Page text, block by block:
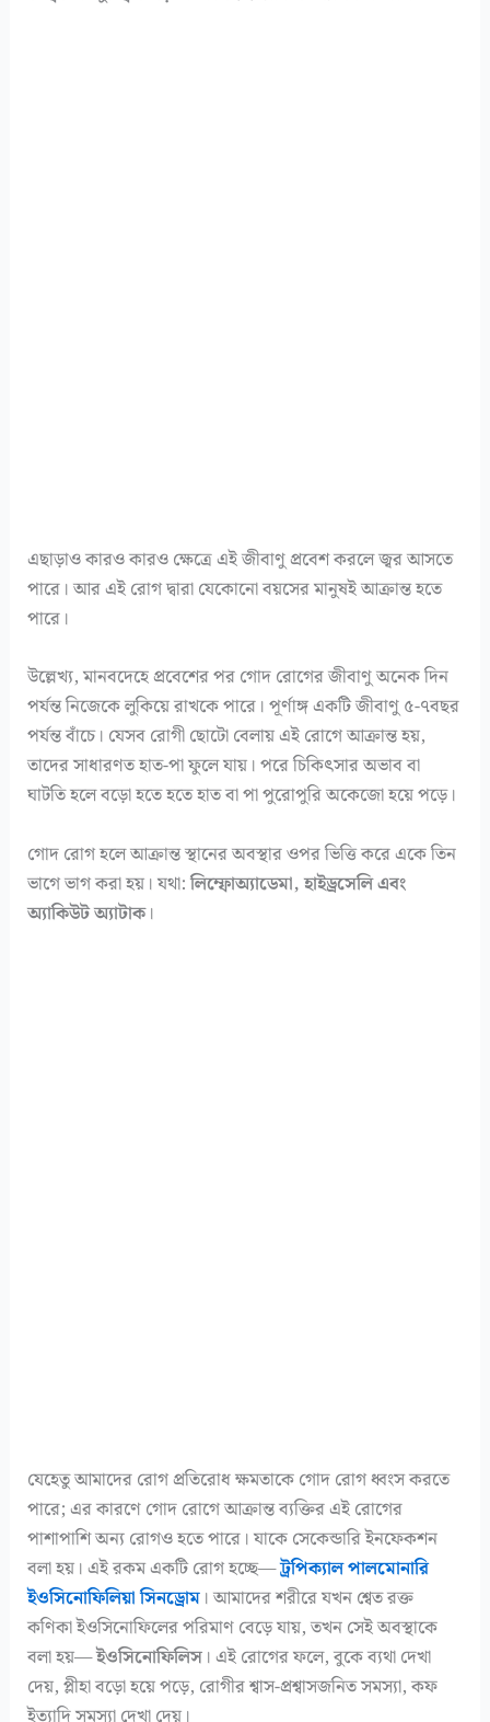
এছাড়াও কারও কারও ক্ষেত্রে এই জীবাণু প্রবেশ করলে জ্বর আসতে
পারে। আর এই রোগ দ্বারা যেকোনো বয়সের মানুষই আক্রান্ত হতে
পারে।
উল্লেখ্য, মানবদেহে প্রবেশের পর গোদ রোগের জীবাণু অনেক দিন
পর্যন্ত নিজেকে লুকিয়ে রাখকে পারে। পূর্ণাঙ্গ একটি জীবাণু ৫-৭বছর
পর্যন্ত বাঁচে। যেসব রোগী ছোটো বেলায় এই রোগে আক্রান্ত হয়,
তাদের সাধারণত হাত-পা ফুলে যায়। পরে চিকিৎসার অভাব বা
ঘাটতি হলে বড়ো হতে হতে হাত বা পা পুরোপুরি অকেজো হয়ে পড়ে।
গোদ রোগ হলে আক্রান্ত স্থানের অবস্থার ওপর ভিত্তি করে একে তিন
ভাগে ভাগ করা হয়। যথা:লিম্ফোঅ্যাডেমা, হাইড্রসেলি এবং
অ্যাকিউট অ্যাটাক।
যেহেতু আমাদের রোগ প্রতিরোধ ক্ষমতাকে গোদ রোগ ধ্বংস করতে
পারে; এর কারণে গোদ রোগে আক্রান্ত ব্যক্তির এই রোগের
পাশাপাশি অন্য রোগও হতে পারে। যাকে সেকেন্ডারি ইনফেকশন
বলা হয়। এই রকম একটি রোগ হচ্ছে—ট্রপিক্যাল পালমোনারি
ইওসিনোফিলিয়া সিনড্রোম। আমাদের শরীরে যখন শ্বেত রক্ত
কণিকা ইওসিনোফিলের পরিমাণ বেড়ে যায়, তখন সেই অবস্থাকে
বলা হয়—ইওসিনোফিলিস। এই রোগের ফলে, বুকে ব্যথা দেখা
দেয়, প্লীহা বড়ো হয়ে পড়ে, রোগীর শ্বাস-প্রশ্বাসজনিত সমস্যা, কফ